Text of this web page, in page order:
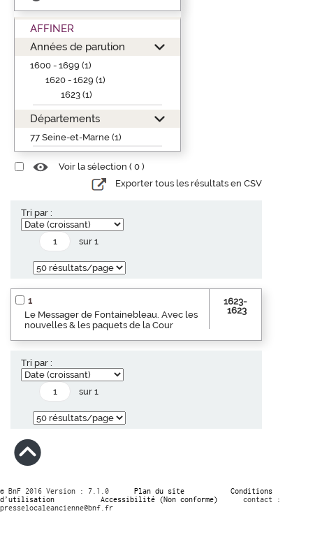
AFFINER
Années de parution
1600 - 1699 (1)
1620 - 1629 (1)
1623 (1)
Départements
77 Seine-et-Marne (1)
Voir la sélection ( 0 )
Exporter tous les résultats en CSV
Tri par :
sur 1
1
Le Messager de Fontainebleau. Avec les
nouvelles & les paquets de la Cour
1623-
1623
Tri par :
sur 1
© BnF 2016 Version : 7.1.0 Plan du site
Conditions
d’utilisation
Accessibilité (Non conforme)
contact :
presselocaleancienne@bnf.fr